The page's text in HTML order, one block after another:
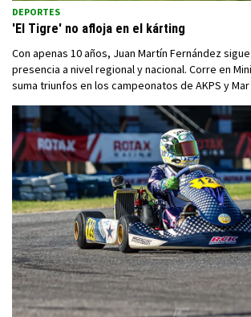
DEPORTES
'El Tigre' no afloja en el kárting
Con apenas 10 años, Juan Martín Fernández
presencia a nivel regional y nacional. Corre en
suma triunfos en los campeonatos de AKPS y Mar